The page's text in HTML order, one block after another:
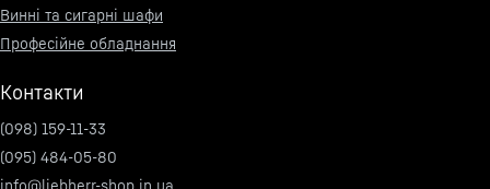
Винні та сигарні шафи
Професійне обладнання
Контакти
(098) 159-11-33
(095) 484-05-80